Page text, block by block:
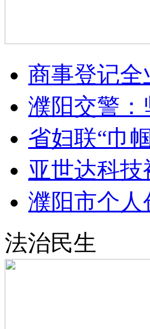
商事登记全
濮阳交警
省妇联“巾
亚世达科
濮阳市个人
法治民生